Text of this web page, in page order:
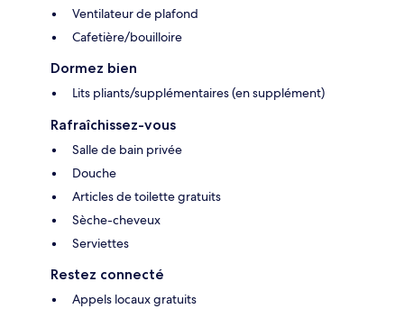
Ventilateur de plafond
Cafetière/bouilloire
Dormez bien
Lits pliants/supplémentaires (en supplément)
Rafraîchissez-vous
Salle de bain privée
Douche
Articles de toilette gratuits
Sèche-cheveux
Serviettes
Restez connecté
Appels locaux gratuits